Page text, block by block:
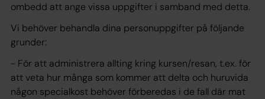
ombedd att ange vissa uppgifter i samband med detta.
Vi behöver behandla dina personuppgifter på följande
grunder:
- För att administrera allting kring kursen/resan, t.ex. för
att veta hur många som kommer att delta och huruvida
någon specialkost behöver förberedas i de fall där mat